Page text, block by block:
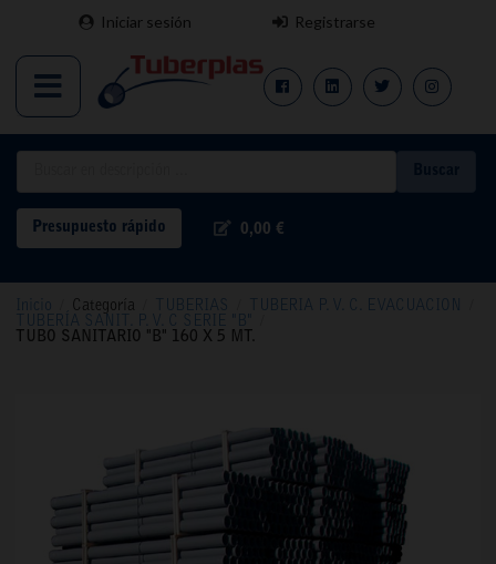
Iniciar sesión Registrarse
Presupuesto rápido 0,00 €
Inicio Categoría TUBERIAS TUBERIA P. V. C. EVACUACION
TUBERÍA SANIT. P. V. C SERIE "B"
TUBO SANITARIO "B" 160 X 5 MT.